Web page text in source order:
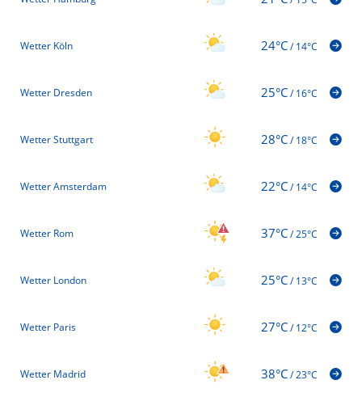
Wetter Köln 24°C/14°C
Wetter Dresden 25°C/16°C
Wetter Stuttgart 28°C/18°C
Wetter Amsterdam 22°C/14°C
Wetter Rom 37°C/25°C
Wetter London 25°C/13°C
Wetter Paris 27°C/12°C
Wetter Madrid 38°C/23°C